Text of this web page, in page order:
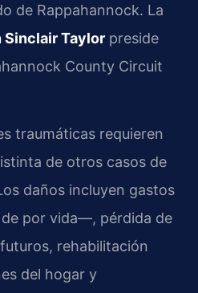
de Rappahannock. La
Sinclair Taylor preside
County Circuit
traumáticas requieren
de otros casos de
daños incluyen gastos
por vida—, pérdida de
rehabilitación
del hogar y